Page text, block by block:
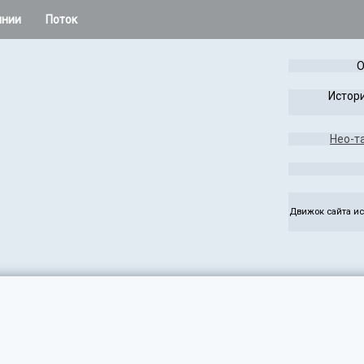
Поток
Нео-
Движок сайта